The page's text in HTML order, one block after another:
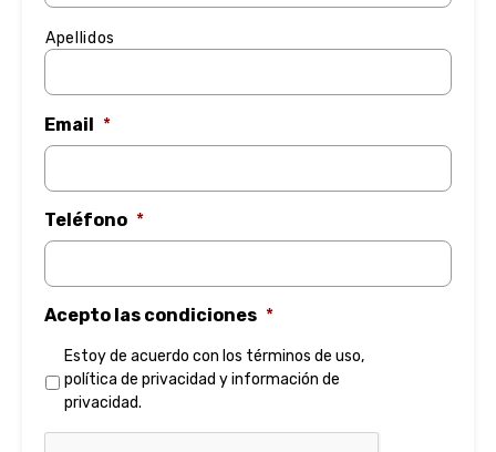
Apellidos
Email *
Teléfono *
Acepto las condiciones *
Estoy de acuerdo con los términos de uso,
política de privacidad yinformación de
privacidad.